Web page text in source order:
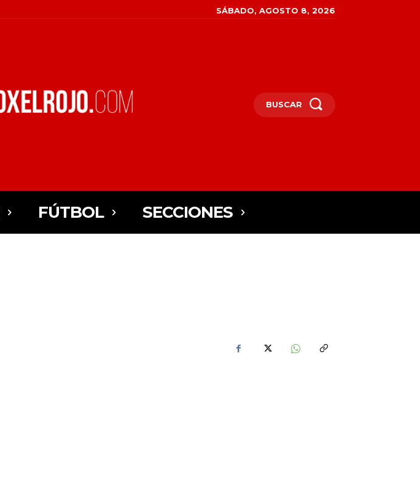
SÁBADO, AGOSTO 8, 2026
BUSCAR
FÚTBOL SECCIONES